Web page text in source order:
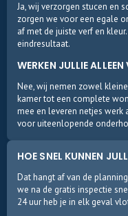
Ja, wij verzorgen stucen en
zorgen we voor een egale
af met de juiste verf en
eindresultaat.
WERKEN JULLIE
Nee, wij nemen zowel
kamer tot een complete
mee en leveren netjes werk
voor uiteenlopende
HOE SNEL KUNNEN
Dat hangt af van de
we na de gratis inspectie
24 uur heb je in elk geval